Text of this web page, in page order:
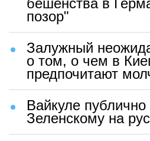
бешенства в
позор"
Залужный
о том, о чем в
предпочитают
Вайкуле
Зеленскому на